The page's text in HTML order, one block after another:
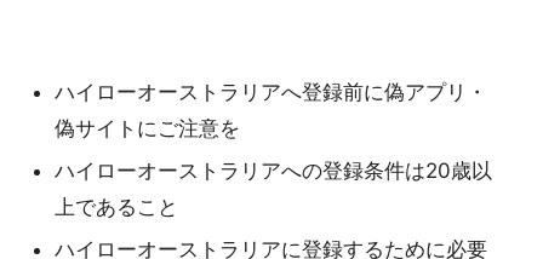
ハイローオーストラリアへ登録前に偽アプリ・
偽サイトにご注意を
ハイローオーストラリアへの登録条件は20歳以
上であること
ハイローオーストラリアに登録するために必要